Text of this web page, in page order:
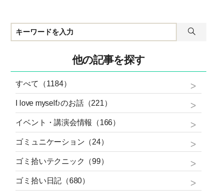
他の記事を探す
すべて（1184）
I love myself♪のお話（221）
イベント・講演会情報（166）
ゴミュニケーション（24）
ゴミ拾いテクニック（99）
ゴミ拾い日記（680）